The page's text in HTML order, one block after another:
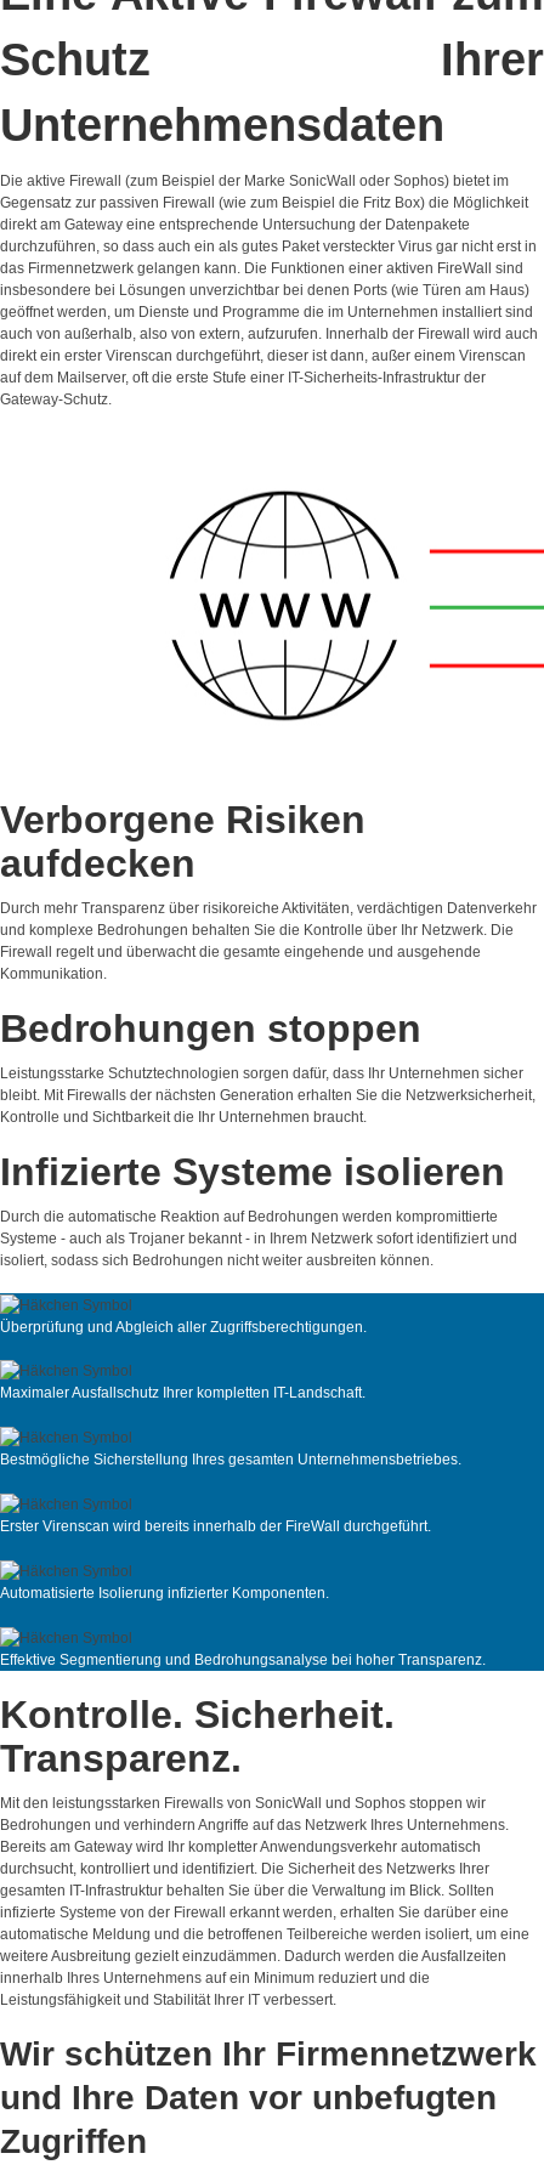
Schutz Ihrer
Unternehmensdaten
Die aktive Firewall (zum Beispiel der Marke SonicWall oder Sophos) bietet im
Gegensatz zur passiven Firewall (wie zum Beispiel die Fritz Box) die Möglichkeit
direkt am Gateway eine entsprechende Untersuchung der Datenpakete
durchzuführen, so dass auch ein als gutes Paket versteckter Virus gar nicht erst in
das Firmennetzwerk gelangen kann. Die Funktionen einer aktiven FireWall sind
insbesondere bei Lösungen unverzichtbar bei denen Ports (wie Türen am Haus)
geöffnet werden, um Dienste und Programme die im Unternehmen installiert sind
auch von außerhalb, also von extern, aufzurufen. Innerhalb der Firewall wird auch
direkt ein erster Virenscan durchgeführt, dieser ist dann, außer einem Virenscan
auf dem Mailserver, oft die erste Stufe einer IT-Sicherheits-Infrastruktur der
Gateway-Schutz.
Verborgene Risiken
aufdecken
Durch mehr Transparenz über risikoreiche Aktivitäten, verdächtigen Datenverkehr
und komplexe Bedrohungen behalten Sie die Kontrolle über Ihr Netzwerk. Die
Firewall regelt und überwacht die gesamte eingehende und ausgehende
Kommunikation.
Bedrohungen stoppen
Leistungsstarke Schutztechnologien sorgen dafür, dass Ihr Unternehmen sicher
bleibt. Mit Firewalls der nächsten Generation erhalten Sie die Netzwerksicherheit,
Kontrolle und Sichtbarkeit die Ihr Unternehmen braucht.
Infizierte Systeme isolieren
Durch die automatische Reaktion auf Bedrohungen werden kompromittierte
Systeme - auch als Trojaner bekannt - in Ihrem Netzwerk sofort identifiziert und
isoliert, sodass sich Bedrohungen nicht weiter ausbreiten können.
Überprüfung und Abgleich aller Zugriffsberechtigungen.
Maximaler Ausfallschutz Ihrer kompletten IT-Landschaft.
Bestmögliche Sicherstellung Ihres gesamten Unternehmensbetriebes.
Erster Virenscan wird bereits innerhalb der FireWall durchgeführt.
Automatisierte Isolierung infizierter Komponenten.
Effektive Segmentierung und Bedrohungsanalyse bei hoher Transparenz.
Kontrolle. Sicherheit.
Transparenz.
Mit den leistungsstarken Firewalls von SonicWall und Sophos stoppen wir
Bedrohungen und verhindern Angriffe auf das Netzwerk Ihres Unternehmens.
Bereits am Gateway wird Ihr kompletter Anwendungsverkehr automatisch
durchsucht, kontrolliert und identifiziert. Die Sicherheit des Netzwerks Ihrer
gesamten IT-Infrastruktur behalten Sie über die Verwaltung im Blick. Sollten
infizierte Systeme von der Firewall erkannt werden, erhalten Sie darüber eine
automatische Meldung und die betroffenen Teilbereiche werden isoliert, um eine
weitere Ausbreitung gezielt einzudämmen. Dadurch werden die Ausfallzeiten
innerhalb Ihres Unternehmens auf ein Minimum reduziert und die
Leistungsfähigkeit und Stabilität Ihrer IT verbessert.
Wir schützen Ihr Firmennetzwerk
und Ihre Daten vor unbefugten
Zugriffen